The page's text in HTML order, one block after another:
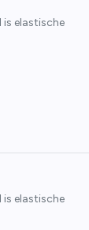
elastische
elastische